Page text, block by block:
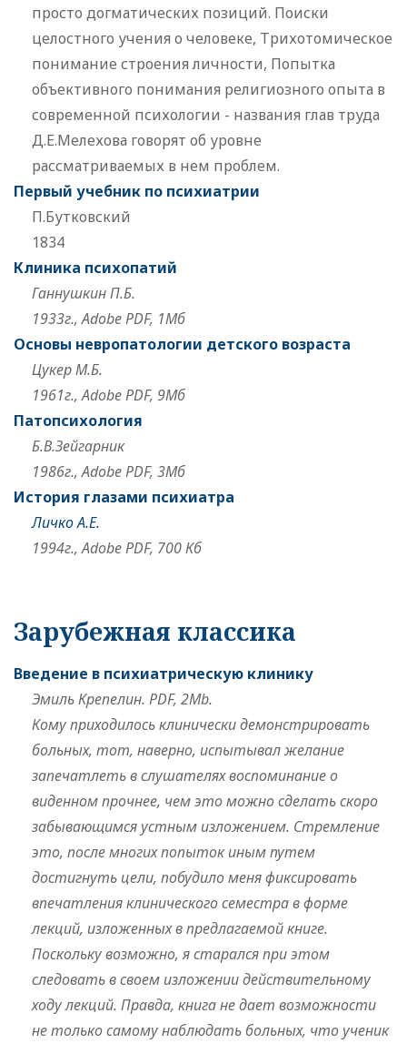
просто догматических позиций. Поиски
целостного учения о человеке, Трихотомическое
понимание строения личности, Попытка
объективного понимания религиозного опыта в
современной психологии - названия глав труда
Д.Е.Мелехова говорят об уровне
рассматриваемых в нем проблем.
Первый учебник по психиатрии
П.Бутковский
1834
Клиника психопатий
Ганнушкин П.Б.
1933г., Adobe PDF, 1Мб
Основы невропатологии детского возраста
Цукер М.Б.
1961г., Adobe PDF, 9Мб
Патопсихология
Б.В.Зейгарник
1986г., Adobe PDF, 3Мб
История глазами психиатра
Личко А.Е.
1994г., Adobe PDF, 700 Кб
Зарубежная классика
Введение в психиатрическую клинику
Эмиль Крепелин. PDF, 2Mb.
Кому приходилось клинически демонстрировать
больных, тот, наверно, испытывал желание
запечатлеть в слушателях воспоминание о
виденном прочнее, чем это можно сделать скоро
забывающимся устным изложением. Стремление
это, после многих попыток иным путем
достигнуть цели, побудило меня фиксировать
впечатления клинического семестра в форме
лекций, изложенных в предлагаемой книге.
Поскольку возможно, я старался при этом
следовать в своем изложении действительному
ходу лекций. Правда, книга не дает возможности
не только самому наблюдать больных, что ученик